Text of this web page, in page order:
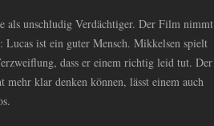
als unschludig Verdächtiger. Der Film nimmt
ist ein guter Mensch. Mikkelsen spielt
dass er einem richtig leid tut. Der
mehr klar denken können, lässt einem auch